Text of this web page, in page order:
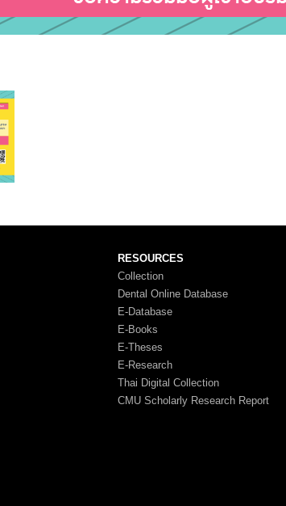
RESOURCES
Collection
Dental Online Database
E-Database
E-Books
E-Theses
E-Research
Thai Digital Collection
CMU Scholarly Research Report